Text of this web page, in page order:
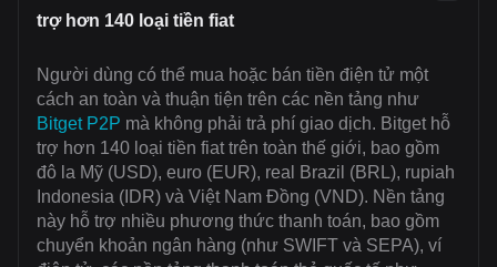
trợ hơn 140 loại tiền fiat
Người dùng có thể mua hoặc bán tiền điện tử một
cách an toàn và thuận tiện trên các nền tảng như
Bitget P2P mà không phải trả phí giao dịch. Bitget hỗ
trợ hơn 140 loại tiền fiat trên toàn thế giới, bao gồm
đô la Mỹ (USD), euro (EUR), real Brazil (BRL), rupiah
Indonesia (IDR) và Việt Nam Đồng (VND). Nền tảng
này hỗ trợ nhiều phương thức thanh toán, bao gồm
chuyển khoản ngân hàng (như SWIFT và SEPA), ví